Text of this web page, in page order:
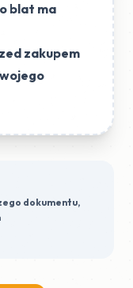
blat ma
zakupem
dokumentu,